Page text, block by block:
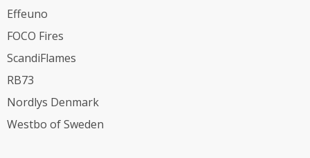
Effeuno
FOCO Fires
ScandiFlames
RB73
Nordlys Denmark
Westbo of Sweden